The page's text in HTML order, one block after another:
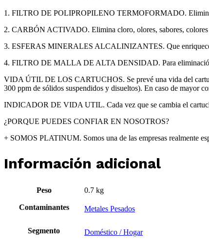
1. FILTRO DE POLIPROPILENO TERMOFORMADO. Elimina
2. CARBÓN ACTIVADO. Elimina cloro, olores, sabores, colores
3. ESFERAS MINERALES ALCALINIZANTES. Que enriquecen
4. FILTRO DE MALLA DE ALTA DENSIDAD. Para
VIDA ÚTIL DE LOS CARTUCHOS. Se prevé una vida del
300 ppm de sólidos suspendidos y disueltos). En caso de mayor
INDICADOR DE VIDA UTIL. Cada vez que se cambia el
¿PORQUE PUEDES CONFIAR EN NOSOTROS?
+ SOMOS PLATINUM. Somos una de las empresas realmente
Información adicional
Peso 0.7 kg
Contaminantes Metales Pesados
Segmento Doméstico / Hogar